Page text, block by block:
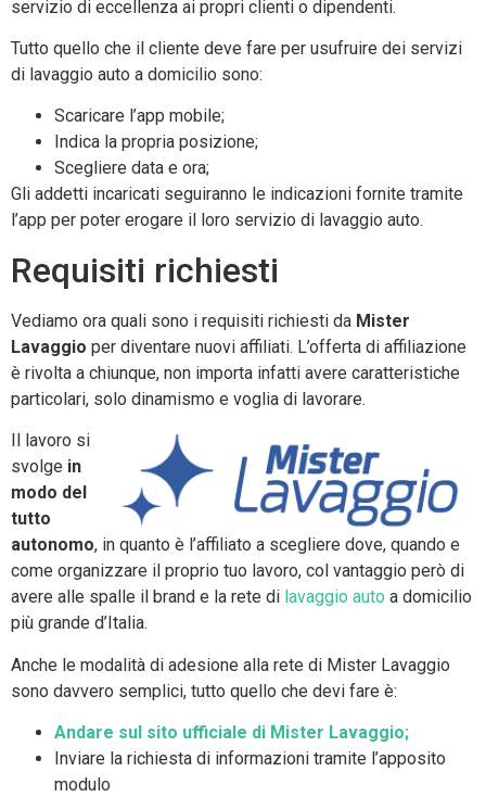
servizio di eccellenza ai propri clienti o dipendenti.
Tutto quello che il cliente deve fare per usufruire dei servizi
di lavaggio auto a domicilio sono:
Scaricare l’app mobile;
Indica la propria posizione;
Scegliere data e ora;
Gli addetti incaricati seguiranno le indicazioni fornite tramite
l’app per poter erogare il loro servizio di lavaggio auto.
Requisiti richiesti
Vediamo ora quali sono i requisiti richiesti da Mister
Lavaggio per diventare nuovi affiliati. L’offerta di affiliazione
è rivolta a chiunque, non importa infatti avere caratteristiche
particolari, solo dinamismo e voglia di lavorare.
Il lavoro si
svolge in
modo del
tutto
autonomo, in quanto è l’affiliato a scegliere dove, quando e
come organizzare il proprio tuo lavoro, col vantaggio però di
avere alle spalle il brand e la rete di lavaggio auto a domicilio
più grande d’Italia.
Anche le modalità di adesione alla rete di Mister Lavaggio
sono davvero semplici, tutto quello che devi fare è:
Andare sul sito ufficiale di Mister Lavaggio;
Inviare la richiesta di informazioni tramite l’apposito
modulo